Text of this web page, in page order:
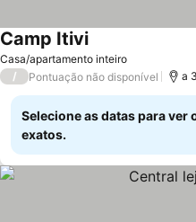
Casa/apartamento inteiro
Camp ItiviVer preços
/ Pontuação não disponível a
Selecione as datas para ver
exatos.